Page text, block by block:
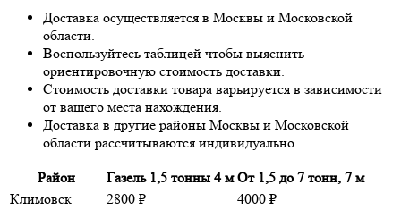
Доставка осуществляется в Москвы и Московской
области.
Воспользуйтесь таблицей чтобы выяснить
ориентировочную стоимость доставки.
Стоимость доставки товара варьируется в зависимости
от вашего места нахождения.
Доставка в другие районы Москвы и Московской
области рассчитываются индивидуально.
Район Газель 1,5 тонны 4 м От 1,5 до 7 тонн, 7 м
Климовск
2800 ₽
4000 ₽